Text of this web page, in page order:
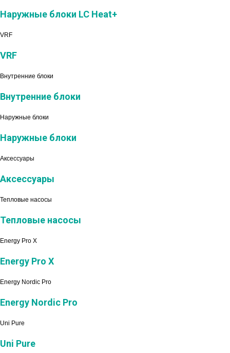
Наружные блоки LC Heat+
VRF
VRF
Внутренние блоки
Внутренние блоки
Наружные блоки
Наружные блоки
Аксессуары
Аксессуары
Тепловые насосы
Тепловые насосы
Energy Pro X
Energy Pro X
Energy Nordic Pro
Energy Nordic Pro
Uni Pure
Uni Pure